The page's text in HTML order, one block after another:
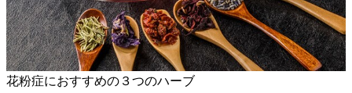
花粉症におすすめの３つのハーブ